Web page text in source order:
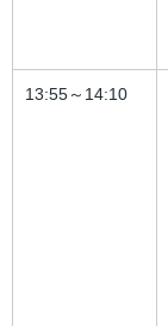
13:55～14:10